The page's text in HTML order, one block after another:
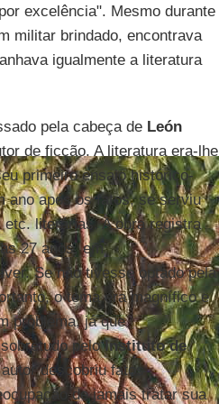
excelência". Mesmo durante
militar brindado, encontrava
igualmente a literatura
pela cabeça de León
de ficção. A literatura era-lhe
primeiro ensaio histórico-
ano após os fatos, se serviu
literárias. A obra registra
27 anos, em
Se não tivesse optado pela
o tema era magnífico e
problema, já que
peloInstituto de
descobriu fatos
de jamais tratar sua